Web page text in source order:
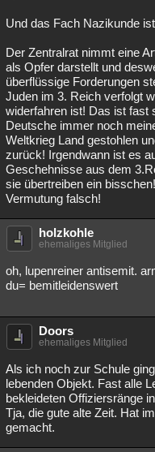
Und das Fach Nazikunde
Der Zentralrat nimmt eine
als Opfer darstellt und
überflüssige Forderungen
Juden im 3. Reich verfolgt
widerfahren ist! Das ist fast
Deutsche immer noch
Weltkrieg Land gestohlen
zurück! Irgendwann ist es
Geschehnisse aus dem
sie übertreiben ein
Vermutung falsch!
holzkohle
ehemaliges Mitglied
oh, lupenreiner antisemit.
du= bemitleidenswert
Doors
ehemaliges Mitglied
Als ich noch zur Schule
lebenden Objekt. Fast alle
bekleideten Offiziersränge
Tja, die gute alte Zeit. Hat
gemacht.